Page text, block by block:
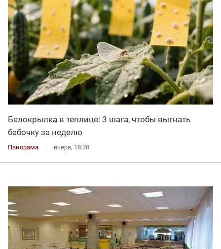
Белокрылка в теплице: 3 шага, чтобы выгнать
бабочку за неделю
Панорама вчера, 18:30